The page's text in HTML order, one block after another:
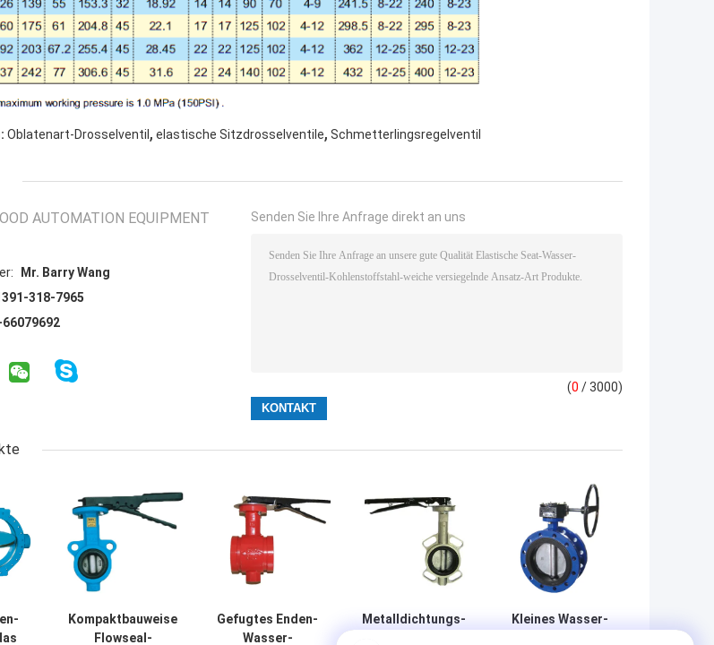
Oblatenart-Drosselventil , elastische Sitzdrosselventile, Schmetterlingsregelventil
AUTOMATION EQUIPMENT
Mr. Barry Wang
318-7965
Senden Sie Ihre Anfrage direkt an uns
(0 / 3000)
Kompaktbauweise
Flowseal-
Gefugtes Enden-
Wasser-
Metalldichtungs-
Kleines Wasser-